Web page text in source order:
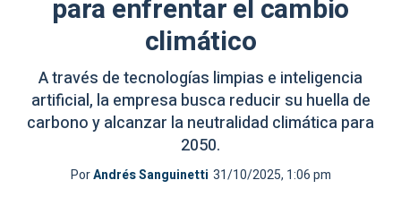
para enfrentar el cambio
climático
A través de tecnologías limpias e inteligencia
artificial, la empresa busca reducir su huella de
carbono y alcanzar la neutralidad climática para
2050.
PorAndrés Sanguinetti 31/10/2025, 1:06 pm